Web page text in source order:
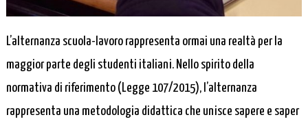
L’alternanza scuola-lavoro rappresenta ormai una realtà per la
maggior parte degli studenti italiani. Nello spirito della
normativa di riferimento (Legge 107/2015), l’alternanza
rappresenta una metodologia didattica che unisce sapere e saper